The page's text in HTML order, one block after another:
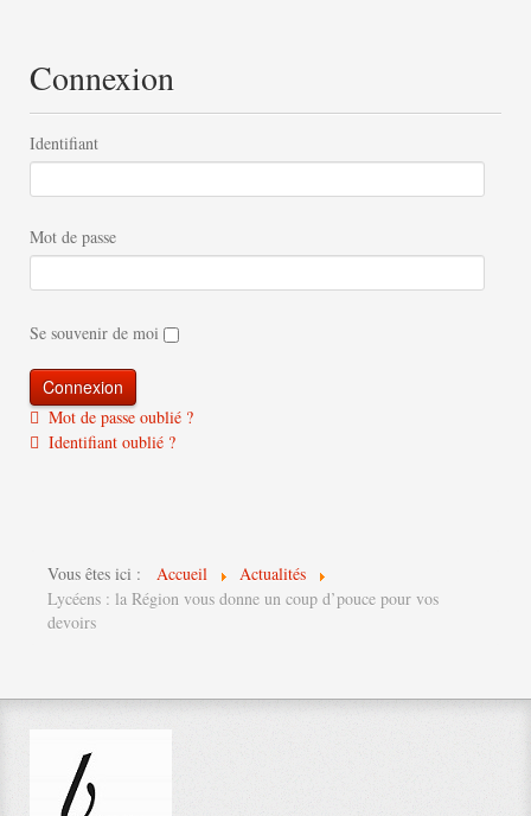
Connexion
Identifiant
Mot de passe
Se souvenir de moi
Mot de passe oublié ?
Identifiant oublié ?
Vous êtes ici : Accueil
Actualités
Lycéens : la Région vous donne un coup d’pouce pour vos
devoirs